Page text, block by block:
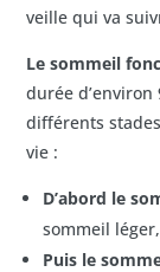
veille qui va
Le sommeil
durée
différents
vie :
D’abord le
sommeil
Puis le